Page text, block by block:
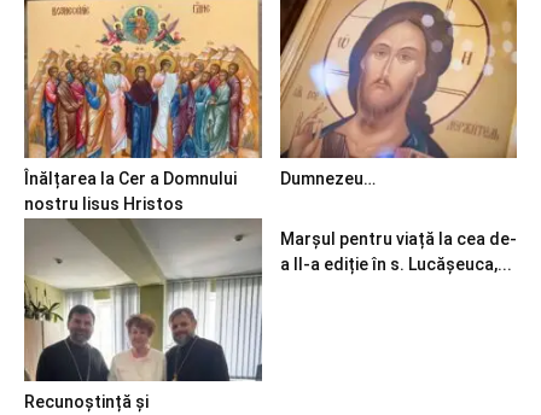
Înălțarea la Cer a Domnului
nostru Iisus Hristos
Dumnezeu…
Recunoștință și
Marșul pentru viață la cea de-
a II-a ediție în s. Lucășeuca,...